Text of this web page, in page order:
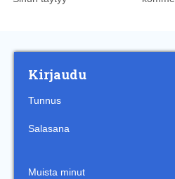
Kirjaudu
Tunnus
Salasana
Muista minut